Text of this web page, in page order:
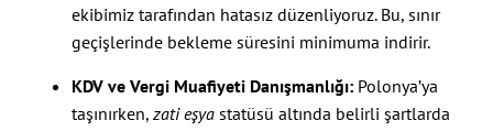
ekibimiz tarafından hatasız düzenliyoruz. Bu, sınır
geçişlerinde bekleme süresini minimuma indirir.
KDV ve Vergi Muafiyeti Danışmanlığı: Polonya’ya
taşınırken, zati eşya statüsü altında belirli şartlarda